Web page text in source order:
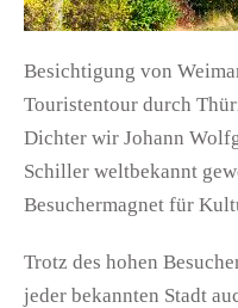
Besichtigung von
Touristentour durch
Dichter wir Johann
Schiller weltbekannt
Besuchermagnet für
Trotz des hohen
jeder bekannten Stadt